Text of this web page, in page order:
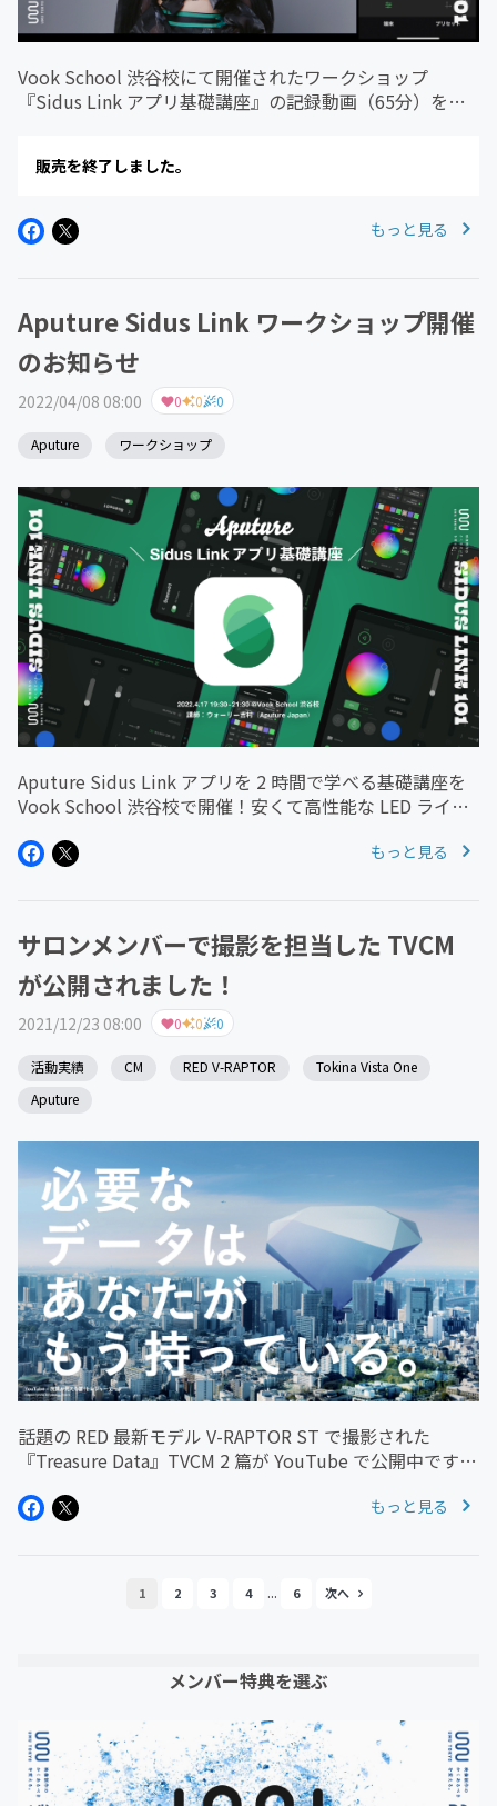
Vook School 渋谷校にて開催されたワークショップ
『Sidus Link アプリ基礎講座』の記録動画（65分）を限
販売を終了しました。
もっと見る
Aputure Sidus Link ワークショップ開催
のお知らせ
2022/04/08 08:00 0 0 0
Aputure ワークショップ
Aputure Sidus Link アプリを 2 時間で学べる基礎講座を
Vook School 渋谷校で開催！安くて高性能な LED ライト
製品。人気の高いチューブ型、...
もっと見る
サロンメンバーで撮影を担当した TVCM
が公開されました！
2021/12/23 08:00 0 0 0
活動実績 CM RED V-RAPTOR
Tokina Vista One
Aputure
話題の RED 最新モデル V-RAPTOR ST で撮影された
『Treasure Data』TVCM 2 篇が YouTube で公開中です。
▶...
もっと見る
1 2 3 4 ... 6
メンバー特典を選ぶ